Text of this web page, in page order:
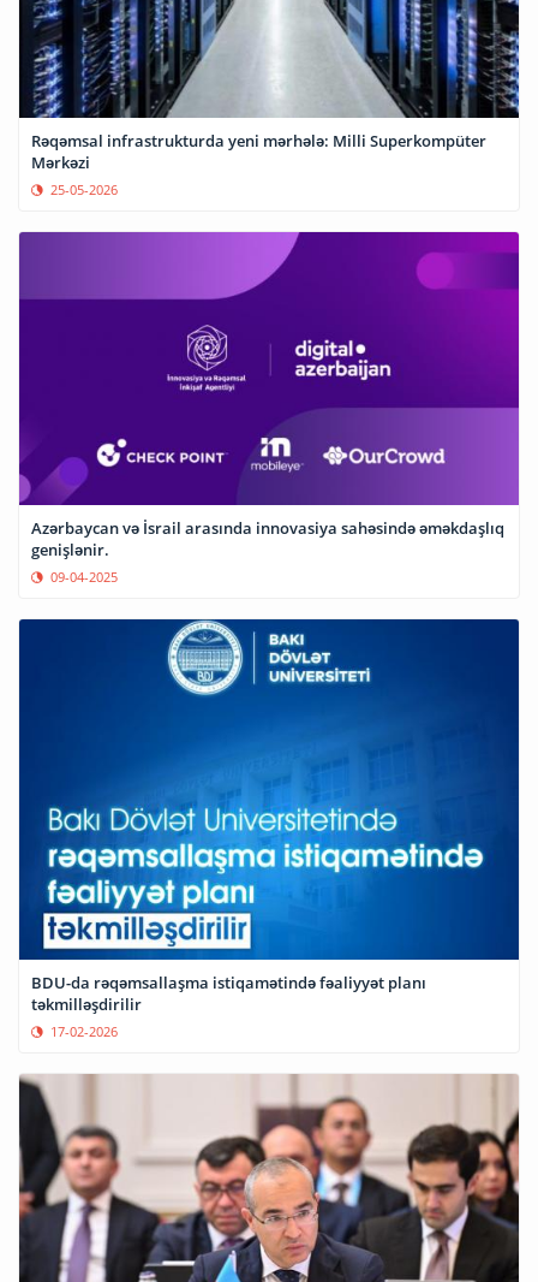
Rəqəmsal infrastrukturda yeni mərhələ: Milli Superkompüter
Mərkəzi
25-05-2026
Azərbaycan və İsrail arasında innovasiya sahəsində əməkdaşlıq
genişlənir.
09-04-2025
BDU-da rəqəmsallaşma istiqamətində fəaliyyət planı
təkmilləşdirilir
17-02-2026